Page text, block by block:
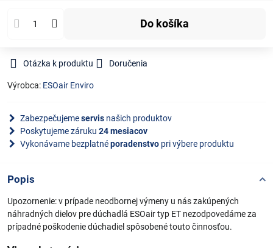
Do košíka
Otázka k produktu Doručenia
Výrobca: ESOair Enviro
Zabezpečujemeservis našich produktov
Poskytujeme záruku 24 mesiacov
Vykonávame bezplatnéporadenstvo pri výbere produktu
Popis
Upozornenie: v prípade neodbornej výmeny u nás zakúpených
náhradných dielov pre dúchadlá ESOair typ ET nezodpovedáme za
prípadné poškodenie dúchadiel spôsobené touto činnosťou.